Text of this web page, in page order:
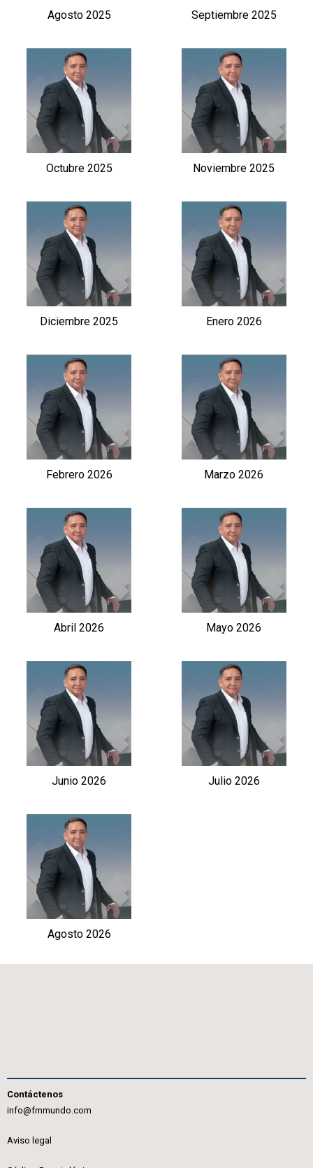
Agosto 2025 Septiembre 2025
Octubre 2025 Noviembre 2025
Diciembre 2025 Enero 2026
Febrero 2026 Marzo 2026
Abril 2026 Mayo 2026
Junio 2026 Julio 2026
Agosto 2026
Contáctenos
info@fmmundo.com
Aviso legal